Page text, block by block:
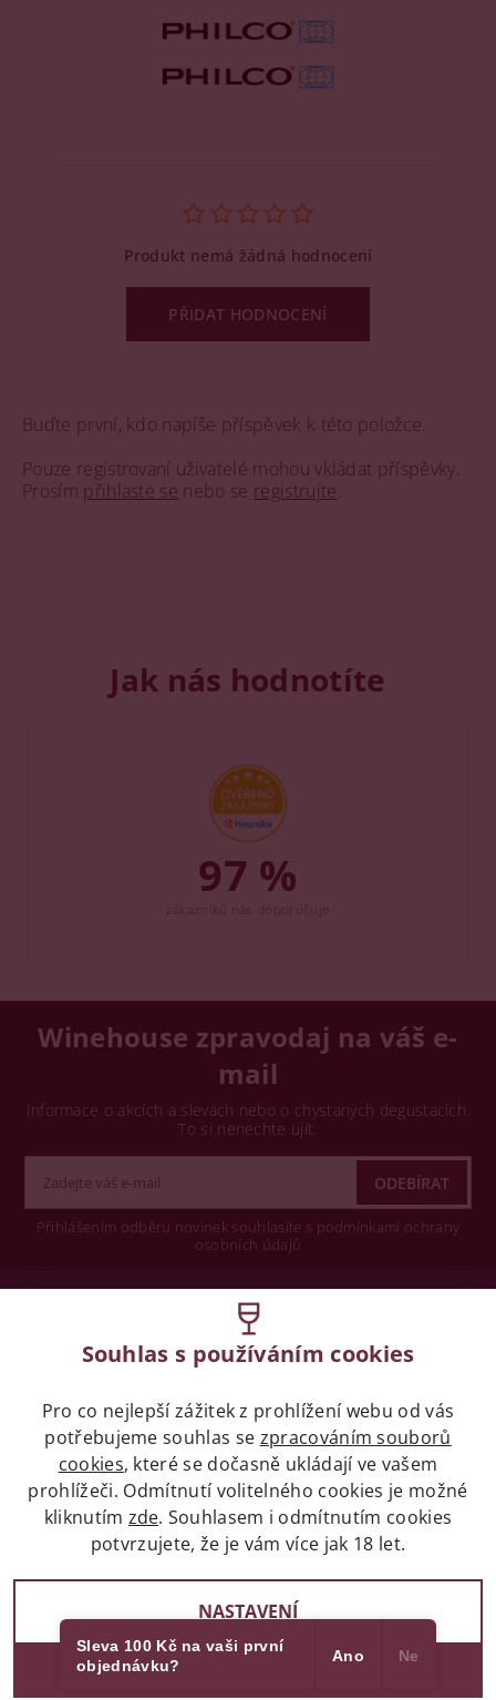
Buďte první, kdo napíše příspěvek k této položce.
Pouze registrovaní uživatelé mohou vkládat příspěvky.
Prosím přihlaste se nebo se registrujte
Produkt nemá žádná hodnocení
PŘIDAT HODNOCENÍ
Jak nás hodnotíte
97 %
Winehouse zpravodaj na váš e-
mail
Informace o akcích a slevách nebo o chystaných degustacích.
To si nenechte ujít.
Přihlášením odběru novinek souhlasíte s podmínkami ochrany
osobních údajů
Legislativa
Zákaz prodeje alkoholických nápojů osobám
mladších 18 let.
Naše služby
2017 - 2026 © winehouse.cz, všechna práva vyhrazena
Souhlas s používáním cookies
Pro co nejlepší zážitek z prohlížení webu od vás
potřebujeme souhlas se zpracováním souborů
cookies, které se dočasně ukládají ve vašem
prohlížeči. Odmítnutí volitelného cookies je možné
kliknutím zde. Souhlasem i odmítnutím cookies
potvrzujete, že je vám více jak 18 let.
NASTAVENÍ
Sleva 100 Kč na vaši první
objednávku?
Ano Ne